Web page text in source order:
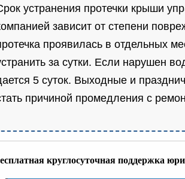
устранения протечки крыши
зависит от степени
проявилась в отдельных
за сутки. Если нарушен
5 суток. Выходные и
причиной промедления с
круглосуточная поддержка